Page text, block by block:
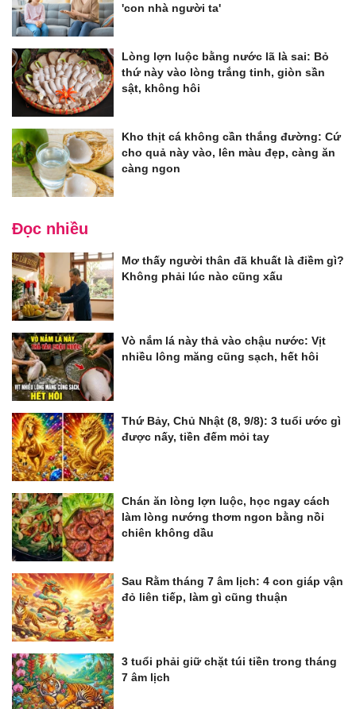
'con nhà người ta'
Lòng lợn luộc bằng nước lã là sai: Bỏ
thứ này vào lòng trắng tinh, giòn sần
sật, không hôi
Kho thịt cá không cần thắng đường: Cứ
cho quả này vào, lên màu đẹp, càng ăn
càng ngon
Đọc nhiều
Mơ thấy người thân đã khuất là điềm gì?
Không phải lúc nào cũng xấu
Vò nắm lá này thả vào chậu nước: Vịt
nhiều lông măng cũng sạch, hết hôi
Thứ Bảy, Chủ Nhật (8, 9/8): 3 tuổi ước gì
được nấy, tiền đếm mỏi tay
Chán ăn lòng lợn luộc, học ngay cách
làm lòng nướng thơm ngon bằng nồi
chiên không dầu
Sau Rằm tháng 7 âm lịch: 4 con giáp vận
đỏ liên tiếp, làm gì cũng thuận
3 tuổi phải giữ chặt túi tiền trong tháng
7 âm lịch